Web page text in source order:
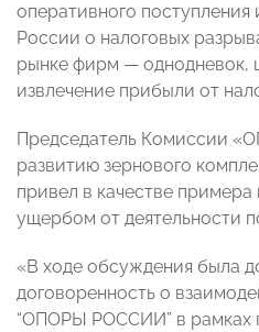
оперативного
России о налоговых
рынке фирм — однодневок,
извлечение прибыли от
Председатель Комиссии
развитию зернового
привел в качестве примера
ущербом от деятельности
«В ходе обсуждения была
договоренность о
“ОПОРЫ РОССИИ” в рамках